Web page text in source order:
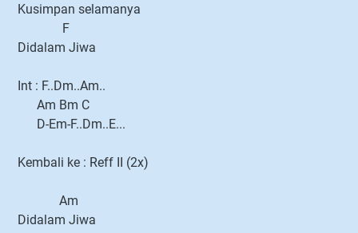
Kusimpan selamanya
F
Didalam Jiwa
Int : F..Dm..Am..
Am Bm C
D-Em-F..Dm..E...
Kembali ke : Reff II (2x)
Am
Didalam Jiwa